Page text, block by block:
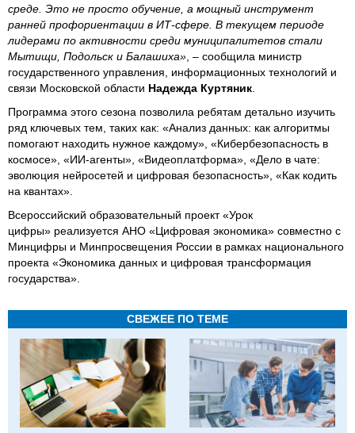
среде. Это не просто обучение, а мощный инструмент
ранней профориентации в ИТ-сфере. В текущем периоде
лидерами по активности среди муниципалитетов стали
Мытищи, Подольск и Балашиха» , – сообщила министр
государственного управления, информационных технологий и
связи Московской области Надежда Куртяник
Программа этого сезона позволила ребятам детально изучить
ряд ключевых тем, таких как: «Анализ данных: как алгоритмы
помогают находить нужное каждому», «Кибербезопасность в
космосе», «ИИ-агенты», «Видеоплатформа», «Дело в чате:
эволюция нейросетей и цифровая безопасность», «Как кодить
на квантах».
Всероссийский образовательный проект «Урок
цифры» реализуется АНО «Цифровая экономика» совместно с
Минцифры и Минпросвещения России в рамках национального
проекта «Экономика данных и цифровая трансформация
государства».
СВЕЖЕЕ ПО ТЕМЕ